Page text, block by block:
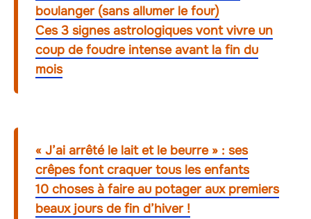
boulanger (sans allumer le four)
Ces 3 signes astrologiques vont vivre un
coup de foudre intense avant la fin du
mois
« J’ai arrêté le lait et le beurre » : ses
crêpes font craquer tous les enfants
10 choses à faire au potager aux premiers
beaux jours de fin d’hiver !